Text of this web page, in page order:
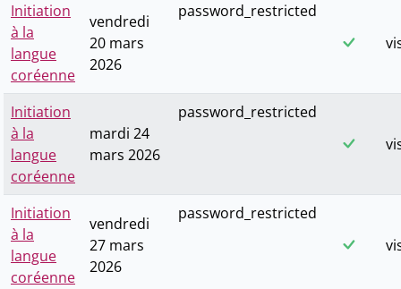
Initiation
à la
langue
coréenne
vendredi
20 mars
2026
password_restricted
Initiation
à la
langue
coréenne
mardi 24
mars 2026
password_restricted
Initiation
à la
langue
coréenne
vendredi
27 mars
2026
password_restricted